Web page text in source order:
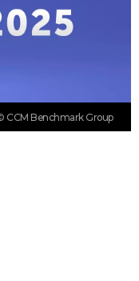
CCM Benchmark Group